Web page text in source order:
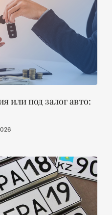
или под залог авто: